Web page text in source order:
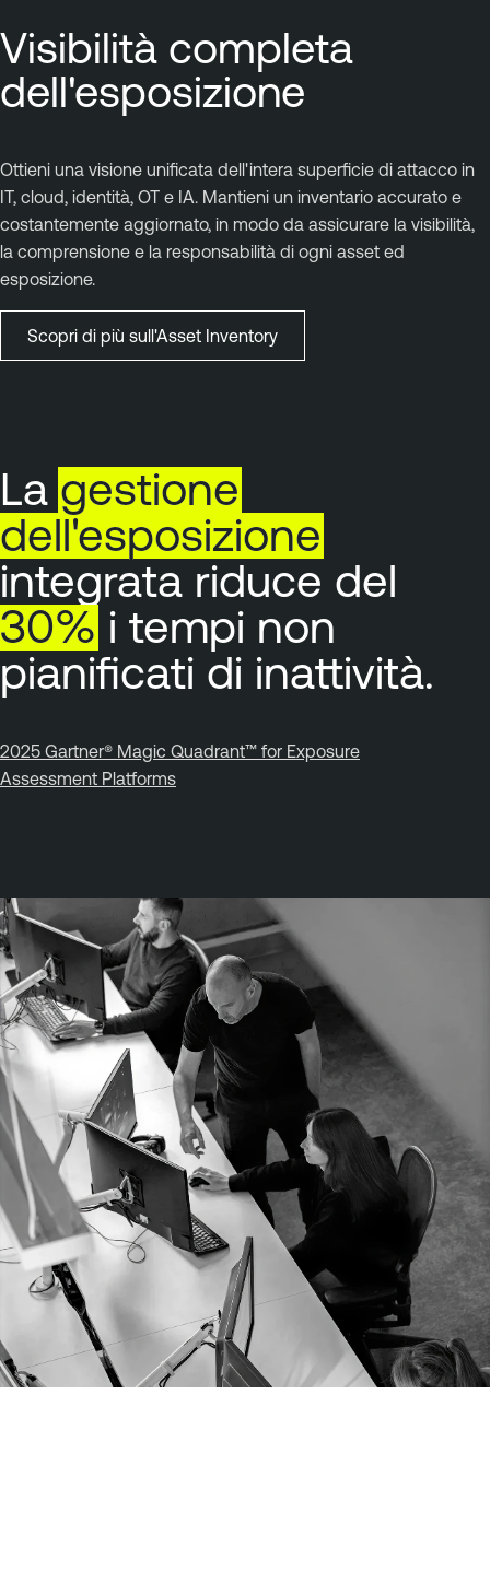
Visibilità completa
dell'esposizione
Ottieni una visione unificata dell'intera superficie di attacco in
IT, cloud, identità, OT e IA. Mantieni un inventario accurato e
costantemente aggiornato, in modo da assicurare la visibilità,
la comprensione e la responsabilità di ogni asset ed
esposizione.
Scopri di più sull'Asset Inventory
La gestione
dell'esposizione
integrata riduce del
30% i tempi non
pianificati di inattività.
2025 Gartner® Magic Quadrant™ for Exposure
Assessment Platforms